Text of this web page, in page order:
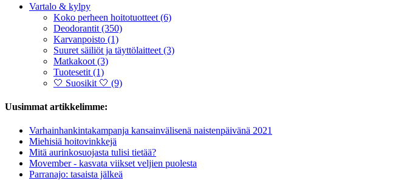
Vartalo & kylpy
Koko perheen hoitotuotteet (6)
Deodorantit (350)
Karvanpoisto (1)
Suuret säiliöt ja täyttölaitteet (3)
Matkakoot (3)
Tuotesetit (1)
🤍 Suosikit 🤍 (9)
Uusimmat artikkelimme:
Varhainhankintakampanja kansainvälisenä naistenpäivänä 2021
Miehisiä hoitovinkkejä
Mitä aurinkosuojasta tulisi tietää?
Movember - kasvata viikset veljien puolesta
Parranajo: tasaista jälkeä